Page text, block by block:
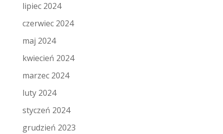
lipiec 2024
czerwiec 2024
maj 2024
kwiecień 2024
marzec 2024
luty 2024
styczeń 2024
grudzień 2023